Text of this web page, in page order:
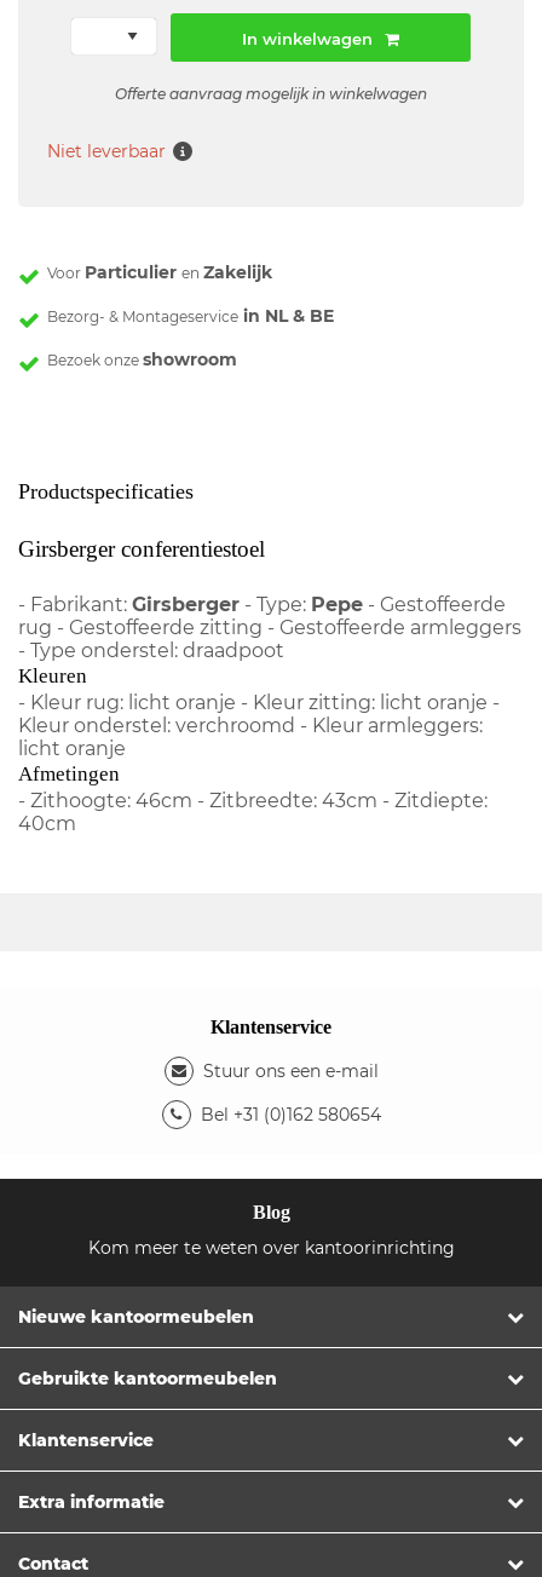
In winkelwagen
Offerte aanvraag mogelijk in winkelwagen
Niet leverbaar
Voor Particulier en Zakelijk
Bezorg- & Montageservice in NL & BE
Bezoek onze showroom
Productspecificaties
Girsberger conferentiestoel
- Fabrikant: Girsberger - Type: Pepe - Gestoffeerde
rug - Gestoffeerde zitting - Gestoffeerde armleggers
- Type onderstel: draadpoot
Kleuren
- Kleur rug: licht oranje - Kleur zitting: licht oranje -
Kleur onderstel: verchroomd - Kleur armleggers:
licht oranje
Afmetingen
- Zithoogte: 46cm - Zitbreedte: 43cm - Zitdiepte:
40cm
Klantenservice
Stuur ons een e-mail
Bel +31 (0)162 580654
Blog
Kom meer te weten over kantoorinrichting
Nieuwe kantoormeubelen
Gebruikte kantoormeubelen
Klantenservice
Extra informatie
Contact